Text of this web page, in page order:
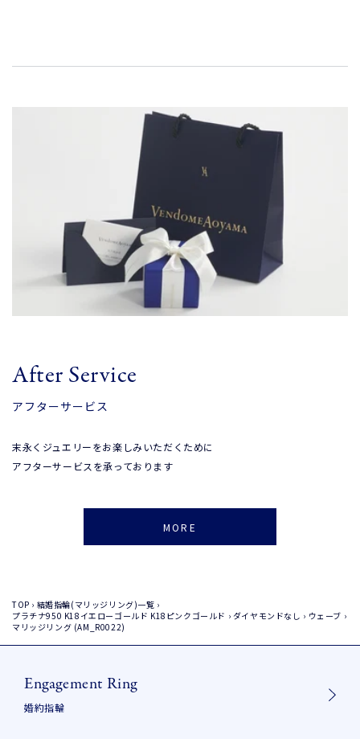
After Service
アフターサービス
末永くジュエリーをお楽しみいただくために
アフターサービスを承っております
MORE
TOP › 結婚指輪(マリッジリング)一覧 ›
プラチナ950 K18イエローゴールド K18ピンクゴールド › ダイヤモンドなし › ウェーブ ›
マリッジリング (AM_R0022)
Engagement Ring
婚約指輪